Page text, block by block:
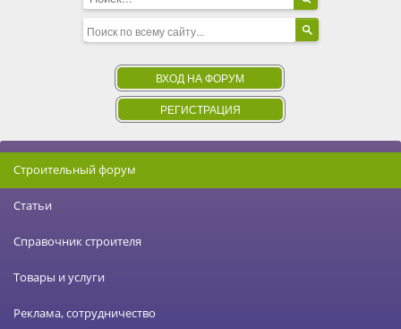
ВХОД НА ФОРУМ
РЕГИСТРАЦИЯ
Строительный форум
Статьи
Справочник строителя
Товары и услуги
Реклама, сотрудничество